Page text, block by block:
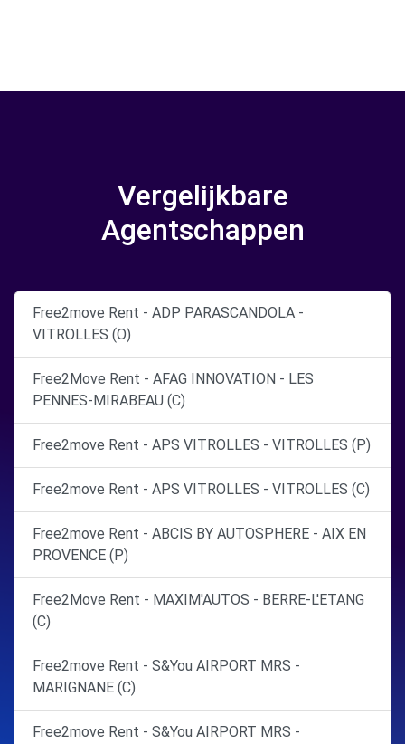
Vergelijkbare
Agentschappen
Free2move Rent - ADP PARASCANDOLA -
VITROLLES (O)
Free2Move Rent - AFAG INNOVATION - LES
PENNES-MIRABEAU (C)
Free2move Rent - APS VITROLLES - VITROLLES (P)
Free2move Rent - APS VITROLLES - VITROLLES (C)
Free2move Rent - ABCIS BY AUTOSPHERE - AIX EN
PROVENCE (P)
Free2Move Rent - MAXIM'AUTOS - BERRE-L'ETANG
(C)
Free2move Rent - S&You AIRPORT MRS -
MARIGNANE (C)
Free2move Rent - S&You AIRPORT MRS -